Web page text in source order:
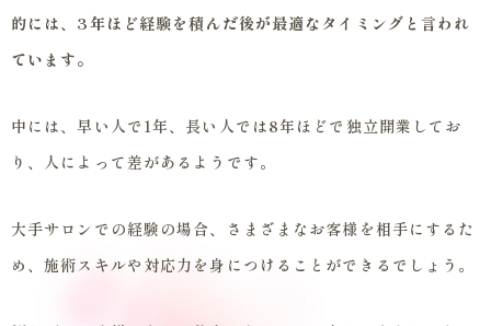
的には、3年ほど経験を積んだ後が最適なタイミングと言われ
ています。
中には、早い人で1年、長い人では8年ほどで独立開業してお
り、人によって差があるようです。
大手サロンでの経験の場合、さまざまなお客様を相手にするた
め、施術スキルや対応力を身につけることができるでしょう。